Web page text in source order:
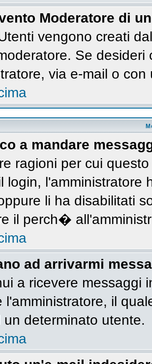
Moderatore di
vengono creati
Se
via e-mail o
a mandare
ragioni per cui
login, l'amministratore
li ha disabilitati
il perch�
ad arrivarmi
a ricevere messaggi
l'amministratore, il
un determinato utente.